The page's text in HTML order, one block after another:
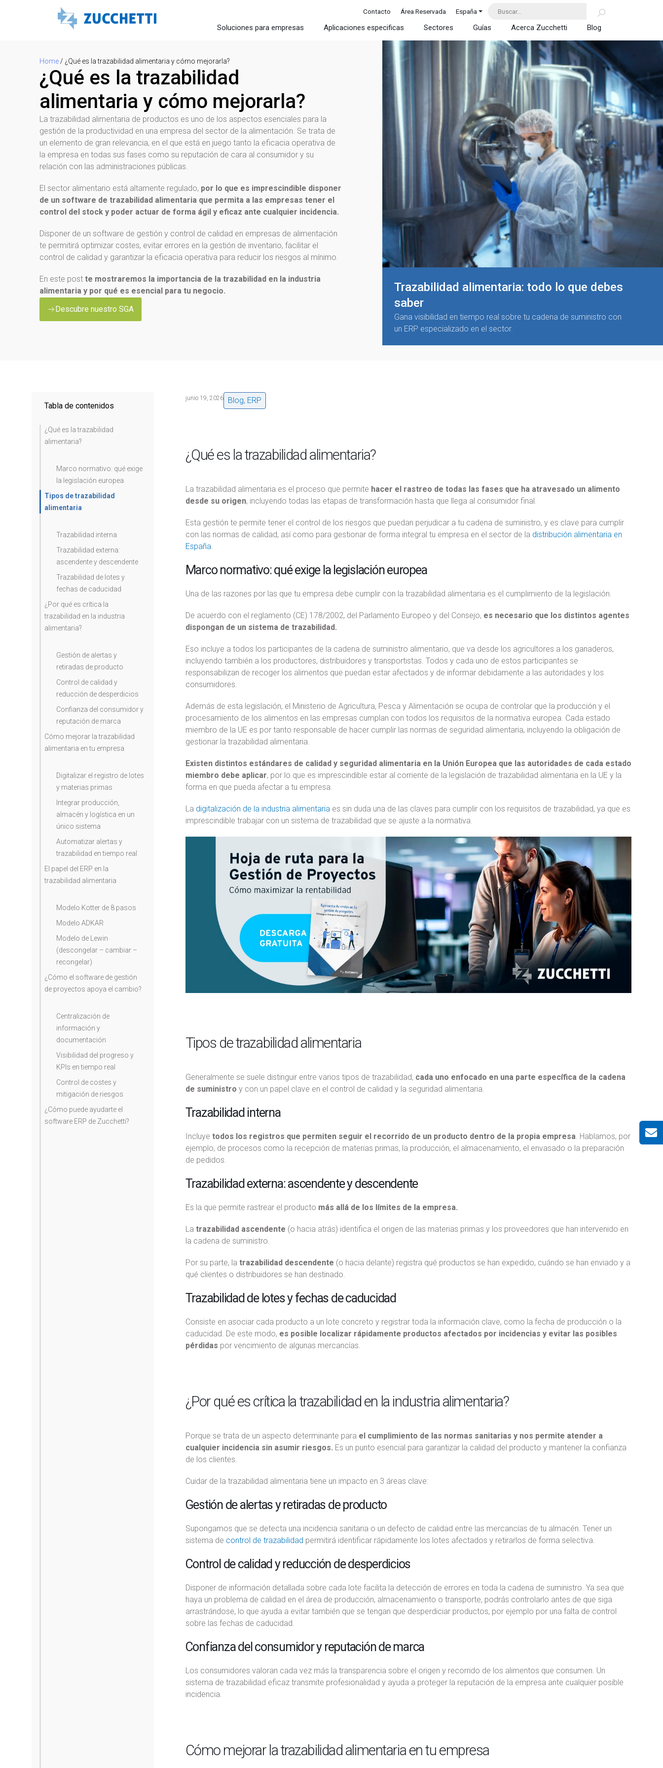
Contacto Área Reservada España
Soluciones para empresas Aplicaciones especificas Sectores Guías Acerca Zucchetti Blog
Home / ¿Qué es la trazabilidad alimentaria y cómo mejorarla?
¿Qué es la trazabilidad
alimentaria y cómo mejorarla?
La trazabilidad alimentaria de productos es uno de los aspectos esenciales para la
gestión de la productividad en una empresa del sector de la alimentación. Se trata de
un elemento de gran relevancia, en el que está en juego tanto la eficacia operativa de
la empresa en todas sus fases como su reputación de cara al consumidor y su
relación con las administraciones públicas.
El sector alimentario está altamente regulado, por lo que es imprescindible disponer
de un software de trazabilidad alimentaria que permita a las empresas tener el
control del stock y poder actuar de forma ágil y eficaz ante cualquier incidencia.
Disponer de un software de gestión y control de calidad en empresas de alimentación
te permitirá optimizar costes, evitar errores en la gestión de inventario, facilitar el
control de calidad y garantizar la eficacia operativa para reducir los riesgos al mínimo.
En este post te mostraremos la importancia de la trazabilidad en la industria
alimentaria y por qué es esencial para tu negocio.
Descubre nuestro SGA
Trazabilidad alimentaria: todo lo que debes
saber
Gana visibilidad en tiempo real sobre tu cadena de suministro con
un ERP especializado en el sector.
Tabla de contenidos
¿Qué es la trazabilidad
alimentaria?
Marco normativo: qué exige
la legislación europea
Tipos de trazabilidad
alimentaria
Trazabilidad interna
Trazabilidad externa:
ascendente y descendente
Trazabilidad de lotes y
fechas de caducidad
¿Por qué es crítica la
trazabilidad en la industria
alimentaria?
Gestión de alertas y
retiradas de producto
Control de calidad y
reducción de desperdicios
Confianza del consumidor y
reputación de marca
Cómo mejorar la trazabilidad
alimentaria en tu empresa
Digitalizar el registro de lotes
y materias primas
Integrar producción,
almacén y logística en un
único sistema
Automatizar alertas y
trazabilidad en tiempo real
El papel del ERP en la
trazabilidad alimentaria
Modelo Kotter de 8 pasos
Modelo ADKAR
Modelo de Lewin
(descongelar – cambiar –
recongelar)
¿Cómo el software de gestión
de proyectos apoya el cambio?
Centralización de
información y
documentación
Visibilidad del progreso y
KPIs en tiempo real
Control de costes y
mitigación de riesgos
¿Cómo puede ayudarte el
software ERP de Zucchetti?
junio 19, 2026 Blog, ERP
¿Qué es la trazabilidad alimentaria?
La trazabilidad alimentaria es el proceso que permite hacer el rastreo de todas las fases que ha atravesado un alimento
desde su origen, incluyendo todas las etapas de transformación hasta que llega al consumidor final.
Esta gestión te permite tener el control de los riesgos que puedan perjudicar a tu cadena de suministro, y es clave para cumplir
con las normas de calidad, así como para gestionar de forma integral tu empresa en el sector de la distribución alimentaria en
España.
Marco normativo: qué exige la legislación europea
Una de las razones por las que tu empresa debe cumplir con la trazabilidad alimentaria es el cumplimiento de la legislación.
De acuerdo con el reglamento (CE) 178/2002, del Parlamento Europeo y del Consejo, es necesario que los distintos agentes
dispongan de un sistema de trazabilidad.
Eso incluye a todos los participantes de la cadena de suministro alimentario, que va desde los agricultores a los ganaderos,
incluyendo también a los productores, distribuidores y transportistas. Todos y cada uno de estos participantes se
responsabilizan de recoger los alimentos que puedan estar afectados y de informar debidamente a las autoridades y los
consumidores.
Además de esta legislación, el Ministerio de Agricultura, Pesca y Alimentación se ocupa de controlar que la producción y el
procesamiento de los alimentos en las empresas cumplan con todos los requisitos de la normativa europea. Cada estado
miembro de la UE es por tanto responsable de hacer cumplir las normas de seguridad alimentaria, incluyendo la obligación de
gestionar la trazabilidad alimentaria.
Existen distintos estándares de calidad y seguridad alimentaria en la Unión Europea que las autoridades de cada estado
miembro debe aplicar, por lo que es imprescindible estar al corriente de la legislación de trazabilidad alimentaria en la UE y la
forma en que pueda afectar a tu empresa.
La digitalización de la industria alimentariaes sin duda una de las claves para cumplir con los requisitos de trazabilidad, ya que es
imprescindible trabajar con un sistema de trazabilidad que se ajuste a la normativa.
Tipos de trazabilidad alimentaria
Generalmente se suele distinguir entre varios tipos de trazabilidad, cada uno enfocado en una parte específica de la cadena
de suministro y con un papel clave en el control de calidad y la seguridad alimentaria.
Trazabilidad interna
Incluye todos los registros que permiten seguir el recorrido de un producto dentro de la propia empresa . Hablamos, por
ejemplo, de procesos como la recepción de materias primas, la producción, el almacenamiento, el envasado o la preparación
de pedidos.
Trazabilidad externa: ascendente y descendente
Es la que permite rastrear el producto más allá de los límites de la empresa.
La trazabilidad ascendente (o hacia atrás) identifica el origen de las materias primas y los proveedores que han intervenido en
la cadena de suministro.
Por su parte, la trazabilidad descendente (o hacia delante) registra qué productos se han expedido, cuándo se han enviado y a
qué clientes o distribuidores se han destinado.
Trazabilidad de lotes y fechas de caducidad
Consiste en asociar cada producto a un lote concreto y registrar toda la información clave, como la fecha de producción o la
caducidad. De este modo, es posible localizar rápidamente productos afectados por incidencias y evitar las posibles
pérdidas por vencimiento de algunas mercancías.
¿Por qué es crítica la trazabilidad en la industria alimentaria?
Porque se trata de un aspecto determinante para el cumplimiento de las normas sanitarias y nos permite atender a
cualquier incidencia sin asumir riesgos. Es un punto esencial para garantizar la calidad del producto y mantener la confianza
de los clientes.
Cuidar de la trazabilidad alimentaria tiene un impacto en 3 áreas clave:
Gestión de alertas y retiradas de producto
Supongamos que se detecta una incidencia sanitaria o un defecto de calidad entre las mercancías de tu almacén. Tener un
sistema de control de trazabilidad permitirá identificar rápidamente los lotes afectados y retirarlos de forma selectiva.
Control de calidad y reducción de desperdicios
Disponer de información detallada sobre cada lote facilita la detección de errores en toda la cadena de suministro. Ya sea que
haya un problema de calidad en el área de producción, almacenamiento o transporte, podrás controlarlo antes de que siga
arrastrándose, lo que ayuda a evitar también que se tengan que desperdiciar productos, por ejemplo por una falta de control
sobre las fechas de caducidad.
Confianza del consumidor y reputación de marca
Los consumidores valoran cada vez más la transparencia sobre el origen y recorrido de los alimentos que consumen. Un
sistema de trazabilidad eficaz transmite profesionalidad y ayuda a proteger la reputación de la empresa ante cualquier posible
incidencia.
Cómo mejorar la trazabilidad alimentaria en tu empresa